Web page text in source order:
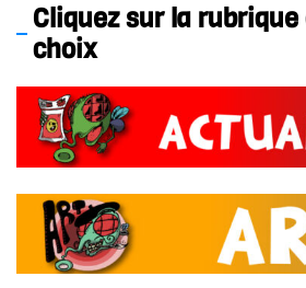
Cliquez sur la rubrique
choix